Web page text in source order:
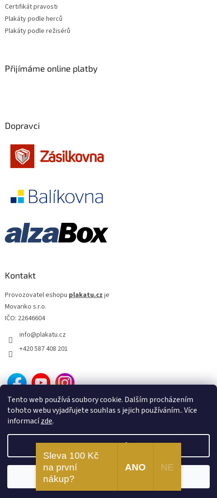
Tento web používá soubory cookie. Dalším procházením
tohoto webu vyjadřujete souhlas s jejich používáním.. Více
informacízde.
Nastavení
Odmítnout
Certifikát pravosti
Plakáty podle herců
Plakáty podle režisérů
Přijímáme online platby
Dopravci
Kontakt
Provozovatel eshopu plakatu.czje
Movariko s.r.o.
IČO: 22646604
info@plakatu.cz
+420 587 408 201
Copyright 2026
Sleva 100 Kč
na první
nákup?
ANO NE